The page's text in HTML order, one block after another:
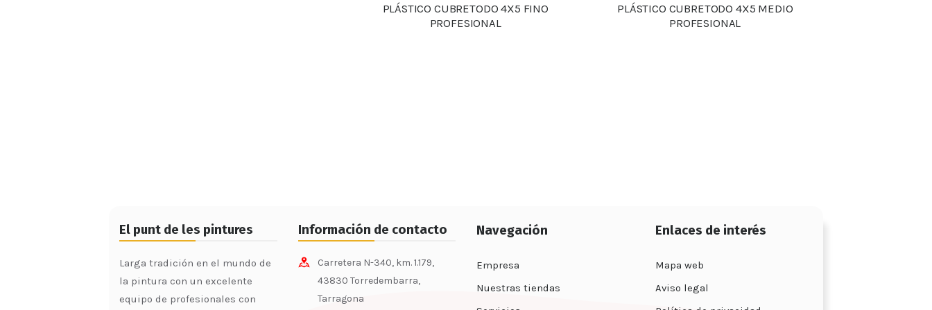
Detalles
PLÁSTICO CUBRETODO 4X5 FINO
PROFESIONAL
Detalles
PLÁSTICO CUBRETODO 4X5 MEDIO
PROFESIONAL
El punt de les pintures
Larga tradición en el mundo de
la pintura con un excelente
equipo de profesionales con
Información de contacto
Carretera N-340, km. 1.179,
43830 Torredembarra,
Tarragona
Navegación
Empresa
Nuestras tiendas
Enlaces de interés
Mapa web
Aviso legal